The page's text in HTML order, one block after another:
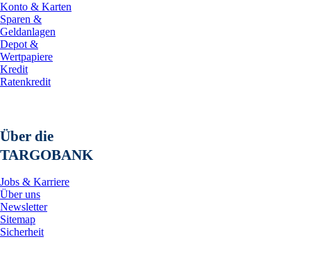
Konto & Karten
Sparen &
Geldanlagen
Depot &
Wertpapiere
Kredit
Ratenkredit
Über die
TARGOBANK
Jobs & Karriere
Über uns
Newsletter
Sitemap
Sicherheit